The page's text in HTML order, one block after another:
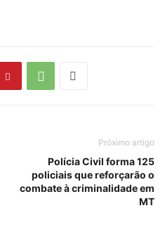
Próximo artigo
Polícia Civil forma 125
policiais que reforçarão o
combate à criminalidade em
MT